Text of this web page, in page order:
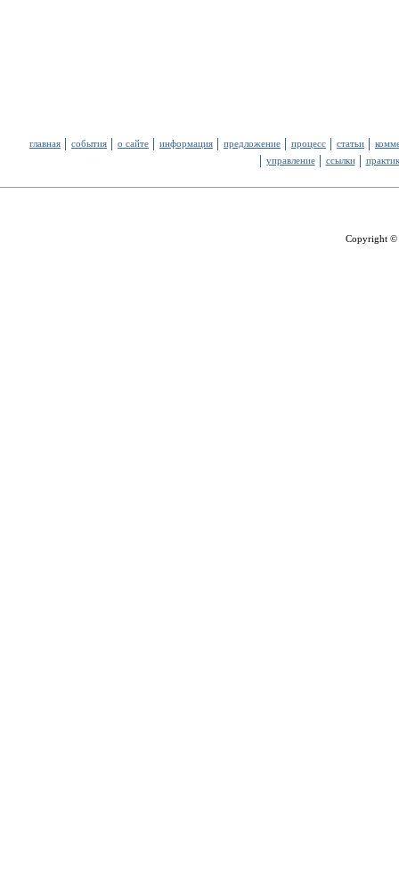
главная события о сайте информация предложение процесс статьи
управление
ссылки
Copyright ©